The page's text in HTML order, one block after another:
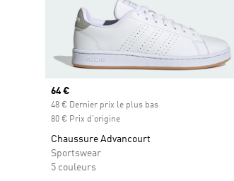
Prix actuel
64 €
48 € Dernier prix le plus bas
80 € Prix d'origine
Chaussure Advancourt
Sportswear
5 couleurs